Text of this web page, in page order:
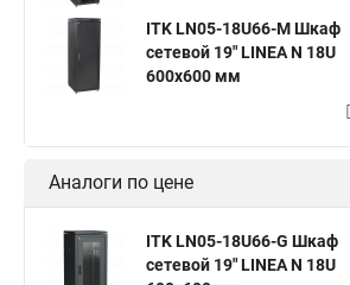
ITK LN05-18U66-M Шкаф
сетевой 19" LINEA N 18U
600х600 мм
Аналоги по цене
ITK LN05-18U66-G Шкаф
сетевой 19" LINEA N 18U